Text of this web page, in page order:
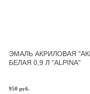
ЭМАЛЬ АКРИЛОВАЯ
БЕЛАЯ 0,9 Л "ALPINA"
950 руб.